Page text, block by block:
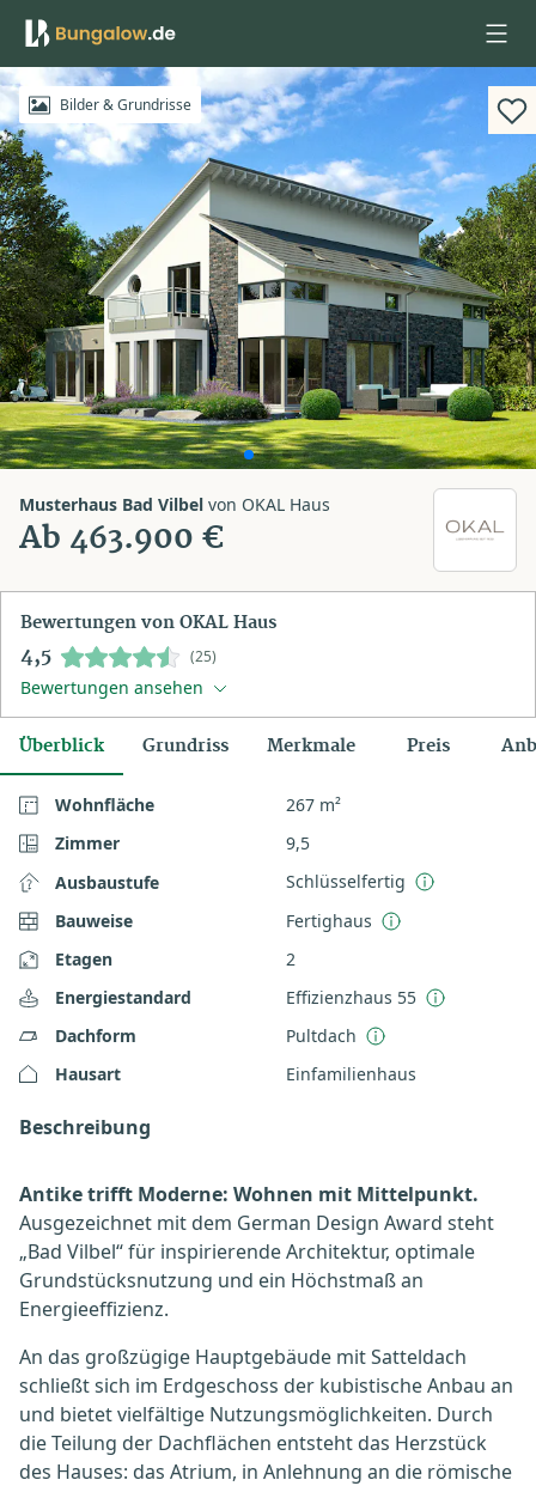
Anmelden
Bilder & Grundrisse
Musterhaus Bad Vilbel von OKAL Haus
Ab 463.900 €
Bewertungen von OKAL Haus
4,5 (25)
Bewertungen ansehen
Überblick Grundriss Merkmale Preis
Wohnfläche
267 m²
Zimmer
9,5
Ausbaustufe
Schlüsselfertig
Bauweise
Fertighaus
Etagen
2
Energiestandard
Effizienzhaus 55
Dachform
Pultdach
Hausart
Einfamilienhaus
Beschreibung
Antike trifft Moderne: Wohnen mit Mittelpunkt.
Ausgezeichnet mit dem German Design Award steht
„Bad Vilbel“ für inspirierende Architektur, optimale
Grundstücksnutzung und ein Höchstmaß an
Energieeffizienz.
An das großzügige Hauptgebäude mit Satteldach
schließt sich im Erdgeschoss der kubistische Anbau an
und bietet vielfältige Nutzungsmöglichkeiten. Durch
die Teilung der Dachflächen entsteht das Herzstück
des Hauses: das Atrium, in Anlehnung an die römische